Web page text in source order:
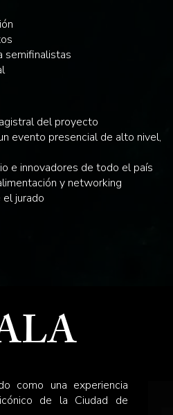
semifinalistas
del proyecto
evento presencial de alto nivel,
e innovadores de todo el país
y networking
jurado
como una experiencia
de la Ciudad de